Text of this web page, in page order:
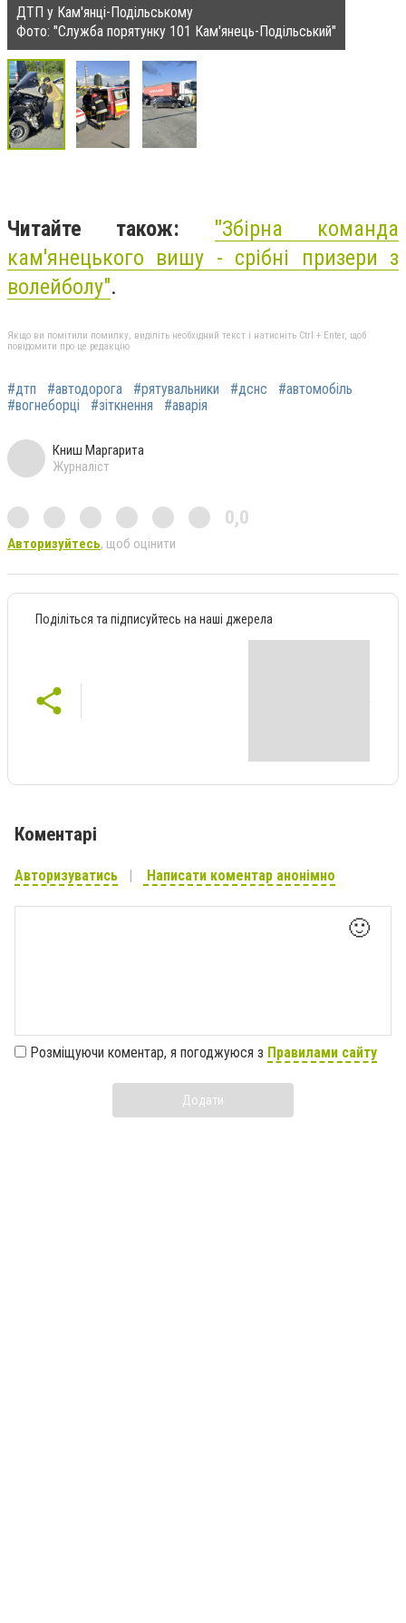
ДТП у Кам'янці-Подільському
Фото: "Служба порятунку 101 Кам'янець-Подільський"
Читайте також: "Збірна команда
кам'янецького вишу - срібні призери з
волейболу".
Якщо ви помітили помилку, виділіть необхідний текст і натисніть Ctrl + Enter, щоб
повідомити про це редакцію
#дтп #автодорога #рятувальники #дснс
#автомобіль
#вогнеборці
#зіткнення #аварія
Книш Маргарита
Журналіст
0,0
Авторизуйтесь, щоб оцінити
Поділіться та підписуйтесь на наші джерела
Коментарі
Авторизуватись Написати коментар анонімно
🙂
Розміщуючи коментар, я погоджуюся з Правилами сайту
Додати